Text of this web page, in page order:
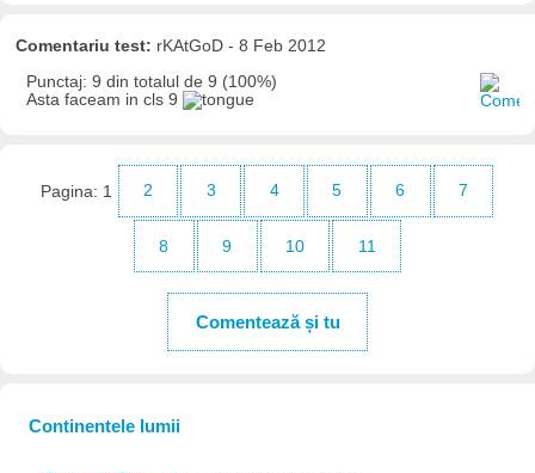
Comentariu test: rKAtGoD - 8 Feb 2012
Punctaj: 9 din totalul de 9 (100%)
Asta faceam in cls 9
Pagina: 1 2 3 4 5 6 7
8 9 10 11
Comentează și tu
Continentele lumii